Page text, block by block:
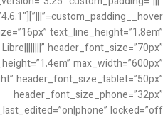
text_line_height=”1.8em”
header_font_size=”70px”
max_width=”600px”
header_font_size_tablet=”50px”
header_font_size_phone=”32px”
locked=”off”]